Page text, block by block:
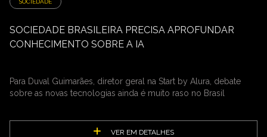
SOCIEDADE
SOCIEDADE BRASILEIRA PRECISA APROFUNDAR
CONHECIMENTO SOBRE A IA
Para Duval Guimarães, diretor geral na Start by Alura, debate
sobre as novas tecnologias ainda é muito raso no Brasil
VER EM DETALHES